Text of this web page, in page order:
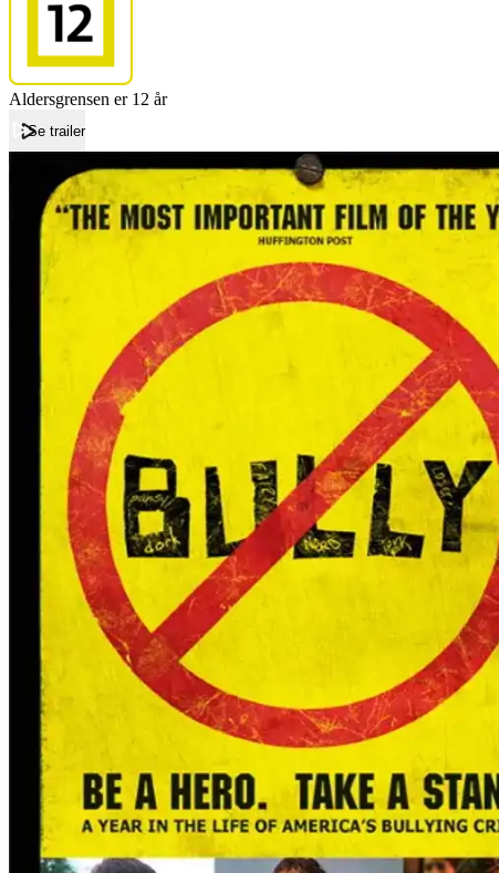
Aldersgrensen er 12 år
Se trailer
Bully
Bully
Film
Forfatter:
Norgesfilm AS
Hvert eneste år blir 13 millioner unge mobbet i USA. Denne
klasserom, skolebusser og kantiner, gir et viktig innblikk i den
sine plageånder med våpen. Bully er ikke bare en tragedie, men
frem for retten til å være annerledes.
01.12.2024